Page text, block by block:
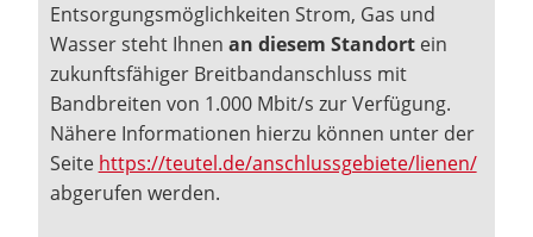
Entsorgungsmöglichkeiten Strom, Gas und
Wasser steht Ihnen an diesem Standortein
zukunftsfähiger Breitbandanschluss mit
Bandbreiten von 1.000 Mbit/s zur Verfügung.
Nähere Informationen hierzu können unter der
Seite https://teutel.de/anschlussgebiete/lienen/
abgerufen werden.